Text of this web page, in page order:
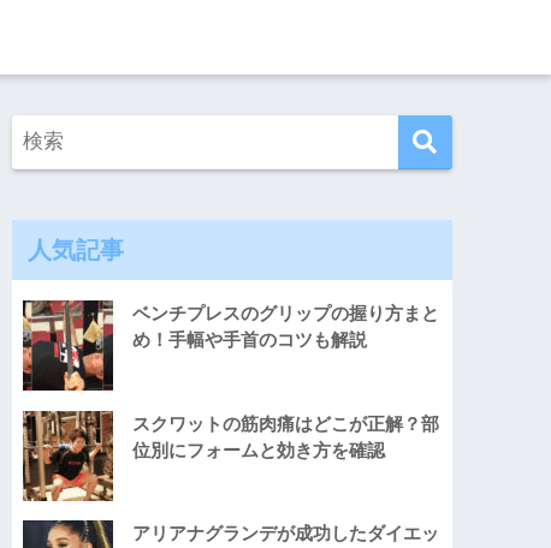
人気記事
ベンチプレスのグリップの握り方まと
め！手幅や手首のコツも解説
スクワットの筋肉痛はどこが正解？部
位別にフォームと効き方を確認
アリアナグランデが成功したダイエッ